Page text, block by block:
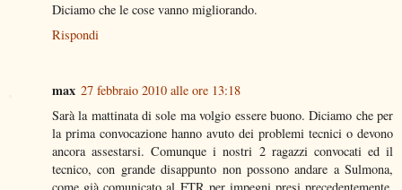
Diciamo che le cose vanno migliorando.
Rispondi
max 27 febbraio 2010 alle ore 13:18
Sarà la mattinata di sole ma volgio essere buono. Diciamo che per
la prima convocazione hanno avuto dei problemi tecnici o devono
ancora assestarsi. Comunque i nostri 2 ragazzi convocati ed il
tecnico, con grande disappunto non possono andare a Sulmona,